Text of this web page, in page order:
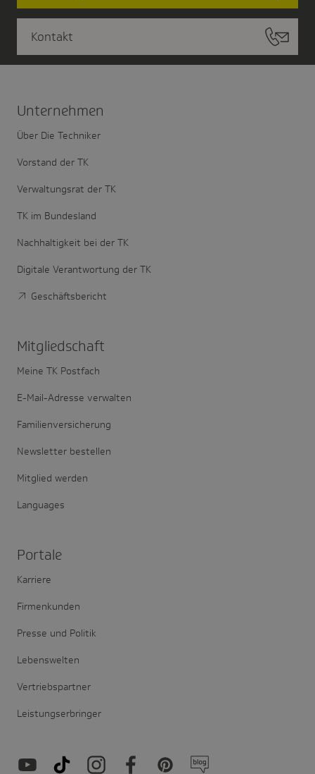
Kontakt
Unter­nehmen
Über Die Techniker
Vorstand der TK
Verwaltungsrat der TK
TK im Bundesland
Nachhaltigkeit bei der TK
Digitale Verantwortung der TK
Geschäftsbericht
Mitglied­schaft
Meine TK Postfach
E-Mail-Adresse verwalten
Familienversicherung
Newsletter bestellen
Mitglied werden
Languages
Portale
Karriere
Firmenkunden
Presse und Politik
Lebenswelten
Vertriebspartner
Leistungserbringer